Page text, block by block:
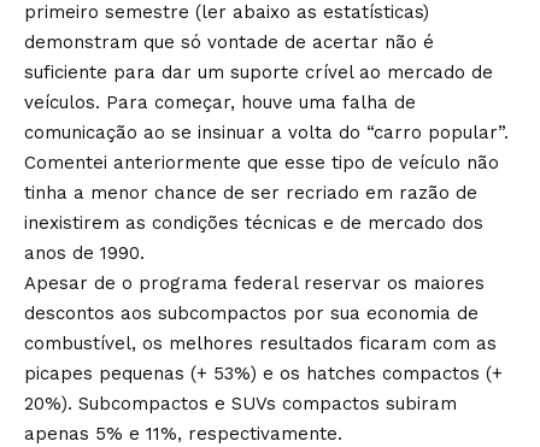
primeiro semestre (ler abaixo as estatísticas)
demonstram que só vontade de acertar não é
suficiente para dar um suporte crível ao mercado de
veículos. Para começar, houve uma falha de
comunicação ao se insinuar a volta do “carro popular”.
Comentei anteriormente que esse tipo de veículo não
tinha a menor chance de ser recriado em razão de
inexistirem as condições técnicas e de mercado dos
anos de 1990.
Apesar de o programa federal reservar os maiores
descontos aos subcompactos por sua economia de
combustível, os melhores resultados ficaram com as
picapes pequenas (+ 53%) e os hatches compactos (+
20%). Subcompactos e SUVs compactos subiram
apenas 5% e 11%, respectivamente.